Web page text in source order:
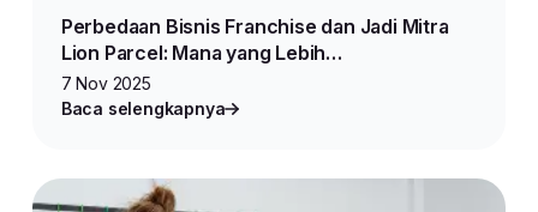
Perbedaan Bisnis Franchise dan Jadi Mitra
Lion Parcel: Mana yang Lebih
Menguntungkan?
7 Nov 2025
Baca selengkapnya